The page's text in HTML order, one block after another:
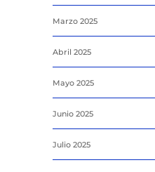
Marzo 2025
Abril 2025
Mayo 2025
Junio 2025
Julio 2025